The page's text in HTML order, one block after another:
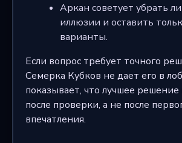
Аркан советует убрать
иллюзии и оставить
варианты.
Если вопрос требует точного
Семерка Кубков не дает его в
показывает, что лучшее
после проверки, а не после
впечатления.